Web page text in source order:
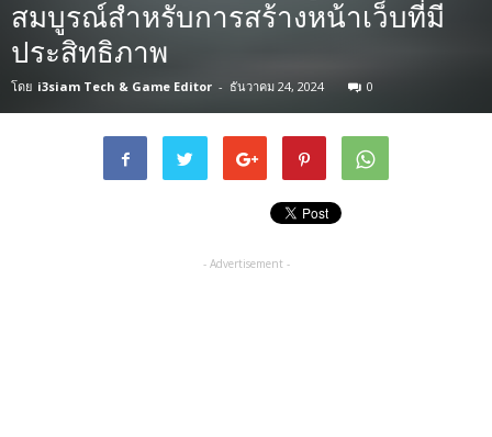
สมบูรณ์สำหรับการสร้างหน้าเว็บที่มี
ประสิทธิภาพ
โดย i3siam Tech & Game Editor - ธันวาคม 24, 2024 0
- Advertisement -